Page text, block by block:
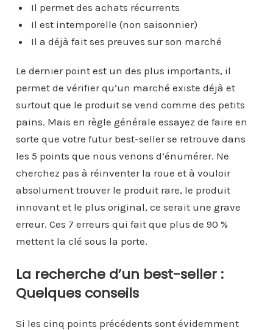
Il permet des achats récurrents
Il est intemporelle (non saisonnier)
Il a déjà fait ses preuves sur son marché
Le dernier point est un des plus importants, il
permet de vérifier qu’un marché existe déjà et
surtout que le produit se vend comme des petits
pains. Mais en règle générale essayez de faire en
sorte que votre futur best-seller se retrouve dans
les 5 points que nous venons d’énumérer. Ne
cherchez pas à réinventer la roue et à vouloir
absolument trouver le produit rare, le produit
innovant et le plus original, ce serait une grave
erreur. Ces 7 erreurs qui fait que plus de 90 %
mettent la clé sous la porte.
La recherche d’un best-seller :
Quelques conseils
Si les cinq points précédents sont évidemment